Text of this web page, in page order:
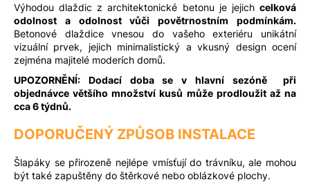
Výhodou dlaždic z architektonické betonu je jejich celková
odolnost a odolnost vůči povětrnostním podmínkám.
Betonové dlaždice vnesou do vašeho exteriéru unikátní
vizuální prvek, jejich minimalistický a vkusný design ocení
zejména majitelé moderích domů.
UPOZORNĚNÍ: Dodací doba se v hlavní sezóně při
objednávce většího množství kusů může prodloužit až na
cca 6 týdnů.
DOPORUČENÝ ZPŮSOB INSTALACE
Šlapáky se přirozeně nejlépe vmísťují do trávníku, ale mohou
být také zapuštěny do štěrkové nebo oblázkové plochy.